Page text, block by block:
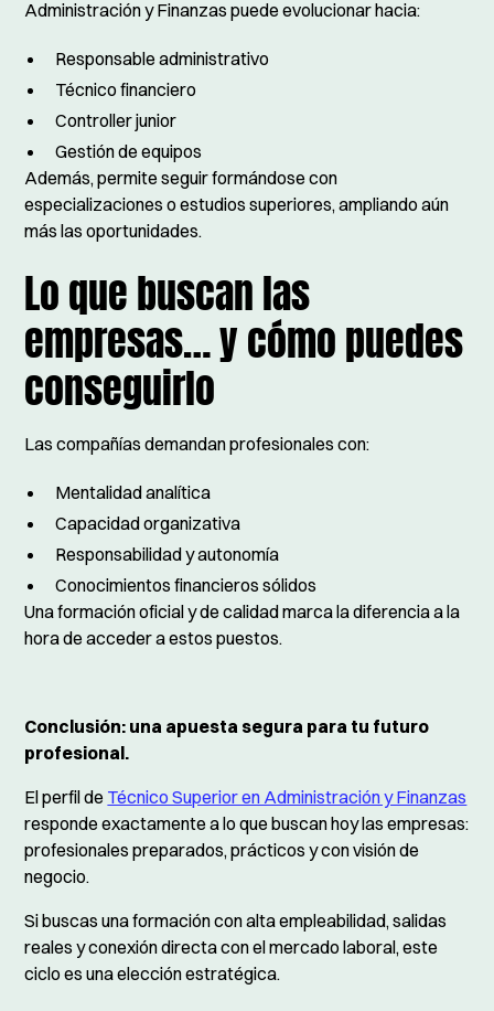
Administración y Finanzas puede evolucionar hacia:
Responsable administrativo
Técnico financiero
Controller junior
Gestión de equipos
Además, permite seguir formándose con
especializaciones o estudios superiores, ampliando aún
más las oportunidades.
Lo que buscan las
empresas… y cómo puedes
conseguirlo
Las compañías demandan profesionales con:
Mentalidad analítica
Capacidad organizativa
Responsabilidad y autonomía
Conocimientos financieros sólidos
Una formación oficial y de calidad marca la diferencia a la
hora de acceder a estos puestos.
Conclusión: una apuesta segura para tu futuro
profesional.
El perfil de Técnico Superior en Administración y Finanzas
responde exactamente a lo que buscan hoy las empresas:
profesionales preparados, prácticos y con visión de
negocio.
Si buscas una formación con alta empleabilidad, salidas
reales y conexión directa con el mercado laboral, este
ciclo es una elección estratégica.